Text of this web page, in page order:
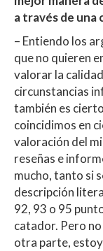
a través de una
– Entiendo los
que no quieren
valorar la
circunstancias
también es
coincidimos en
valoración del
reseñas e
mucho, tanto si
descripción
92, 93 o 95
catador. Pero
otra parte,